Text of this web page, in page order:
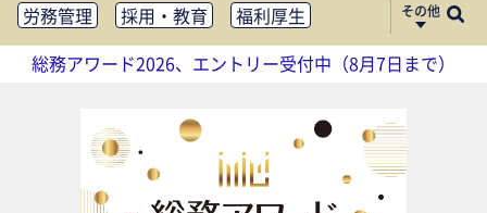
労務管理 採用・教育
福利厚生
健康経営
働き方改革
法務・コンプライアンス
リスクマネジメント・BCP
社外・社内広報
社外・社内コミュニケーション活性化
FM・オフィス移転
CSR・SDGs
その他
総務アワード2026、エントリー受付中（8月7日まで）